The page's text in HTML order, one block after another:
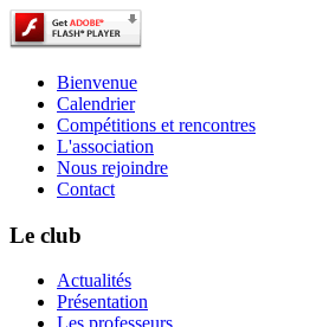
Bienvenue
Calendrier
Compétitions et rencontres
L'association
Nous rejoindre
Contact
Le club
Actualités
Présentation